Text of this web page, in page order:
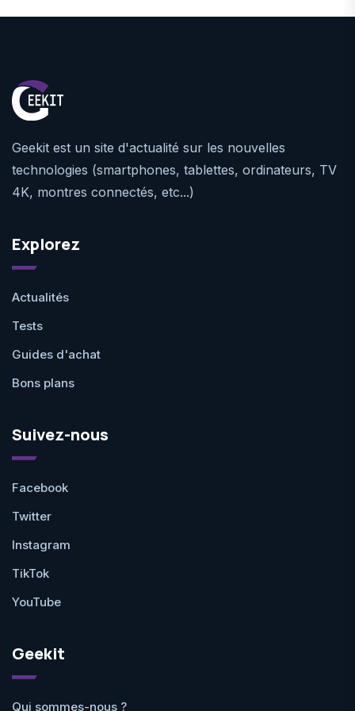
Geekit est un site d'actualité sur les nouvelles
technologies (smartphones, tablettes, ordinateurs, TV
4K, montres connectés, etc...)
Explorez
Actualités
Tests
Guides d'achat
Bons plans
Suivez-nous
Facebook
Twitter
Instagram
TikTok
YouTube
Geekit
Qui sommes-nous ?